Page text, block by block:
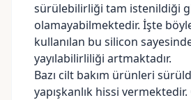
sürülebilirliği tam istenildiği
olamayabilmektedir. İşte
kullanılan bu silicon
yayılabilirliliği artmaktadır.
Bazı cilt bakım ürünleri
yapışkanlık hissi